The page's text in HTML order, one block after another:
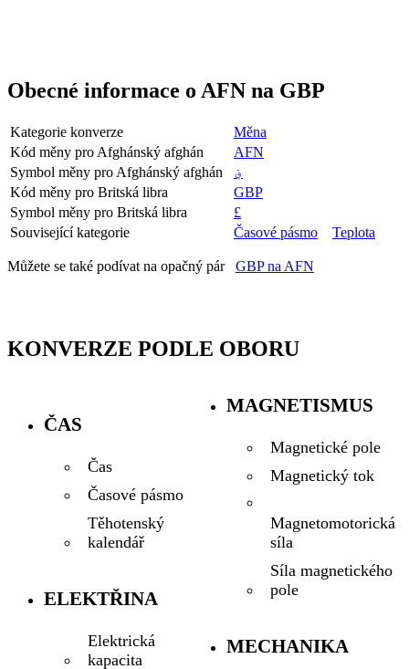
Obecné informace o AFN na GBP
Kategorie konverze
Měna
Kód měny pro Afghánský afghán
AFN
Symbol měny pro Afghánský afghán
؋
Kód měny pro Britská libra
GBP
Symbol měny pro Britská libra
£
Související kategorie
Časové pásmo Teplota
Můžete se také podívat na opačný pár GBP na AFN
KONVERZE PODLE OBORU
ČAS
Čas
Časové pásmo
Těhotenský
kalendář
ELEKTŘINA
Elektrická
kapacita
MAGNETISMUS
Magnetické pole
Magnetický tok
Magnetomotorická
síla
Síla magnetického
pole
MECHANIKA